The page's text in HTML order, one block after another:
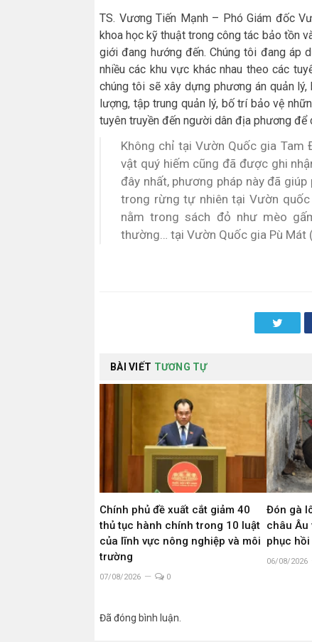
TS. Vương Tiến Mạnh – Phó Giám đốc
khoa học kỹ thuật trong công tác bảo tồn
giới đang hướng đến. Chúng tôi đang áp
nhiều các khu vực khác nhau theo các
chúng tôi sẽ xây dựng phương án quản
lượng, tập trung quản lý, bố trí bảo vệ
tuyên truyền đến người dân địa phương
Không chỉ tại Vườn Quốc gia Tam
vật quý hiếm cũng đã được ghi
đây nhất, phương pháp này đã
trong rừng tự nhiên tại Vườn quốc
nằm trong sách đỏ như mèo
thường… tại Vườn Quốc gia Pù Mát
Twitter
BÀI VIẾT TƯƠNG TỰ
Chính phủ đề xuất cắt giảm 40
thủ tục hành chính trong 10 luật
của lĩnh vực nông nghiệp và môi
trường
07/08/2026 0
Đón gà
châu Âu
phục
06/08/2026
Đã đóng bình luận.